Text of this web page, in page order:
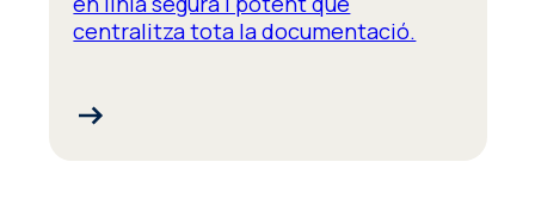
centralitza tota la documentació.